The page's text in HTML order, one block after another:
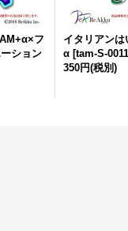
フ
ション
イタリアンは
α [tam-S-0011
350円(税別)